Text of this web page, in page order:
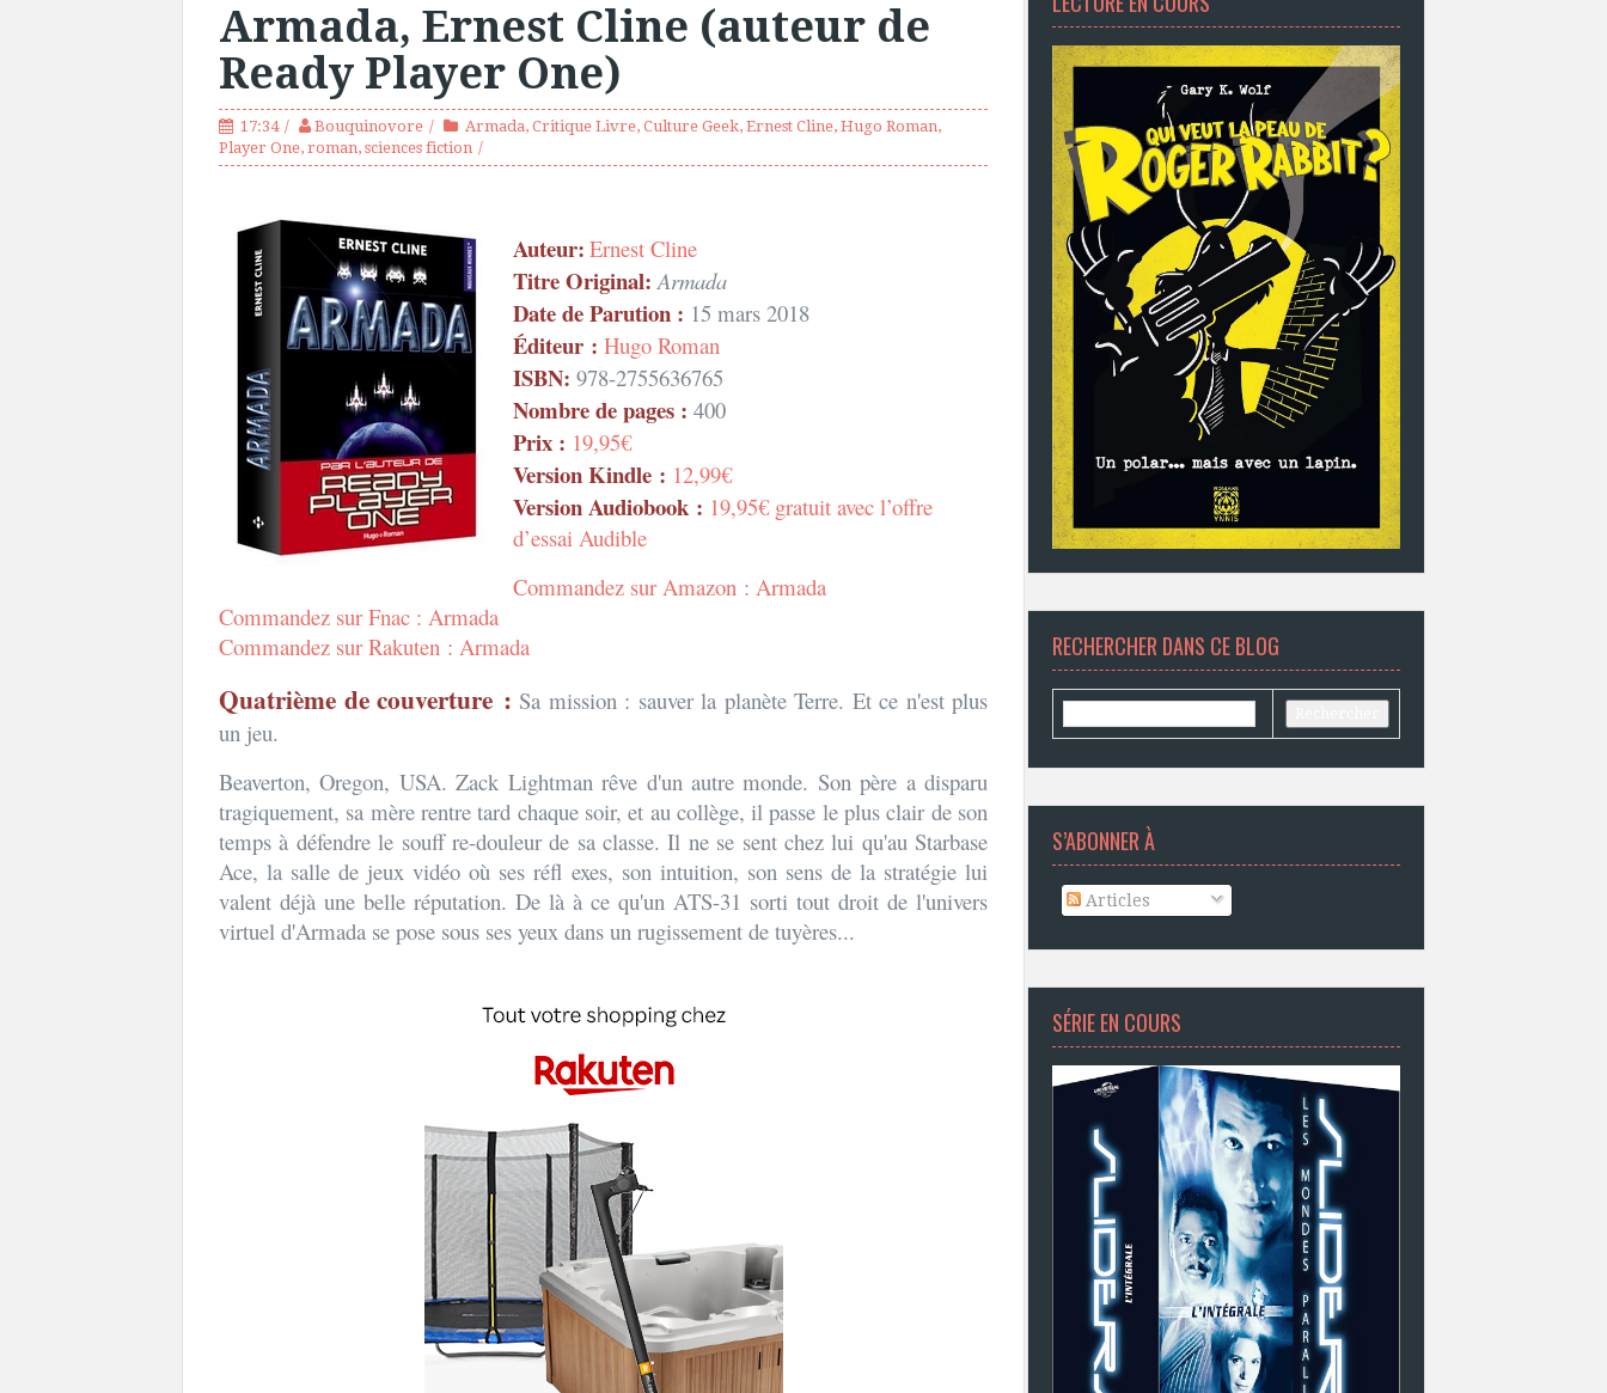
Armada, Ernest Cline (auteur de
Ready Player One)
17:34 Bouquinovore Armada, Critique Livre, Culture Geek, Ernest Cline, Hugo Roman,
Player One, roman, sciences fiction
Auteur: Ernest Cline
Titre Original: Armada
Date de Parution : 15 mars 2018
Éditeur : Hugo Roman
ISBN: 978-2755636765
Nombre de pages : 400
Prix : 19,95€
Version Kindle : 12,99€
Version Audiobook : 19,95€ gratuit avec l’offre
d’essai Audible
Commandez sur Amazon : Armada
Commandez sur Fnac : Armada
Commandez sur Rakuten : Armada
Quatrième de couverture : Sa mission : sauver la planète Terre. Et ce n'est plus
un jeu.
Beaverton, Oregon, USA. Zack Lightman rêve d'un autre monde. Son père a disparu
tragiquement, sa mère rentre tard chaque soir, et au collège, il passe le plus clair de son
temps à défendre le souff re-douleur de sa classe. Il ne se sent chez lui qu'au Starbase
Ace, la salle de jeux vidéo où ses réfl exes, son intuition, son sens de la stratégie lui
valent déjà une belle réputation. De là à ce qu'un ATS-31 sorti tout droit de l'univers
virtuel d'Armada se pose sous ses yeux dans un rugissement de tuyères...
RECHERCHER DANS CE BLOG
S’ABONNER À
Articles
SÉRIE EN COURS